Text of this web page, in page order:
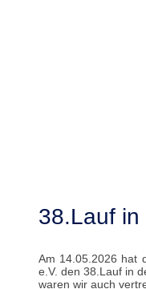
38.Lauf
Am 14.05.2026 hat
e.V. den 38.Lauf in
waren wir auch